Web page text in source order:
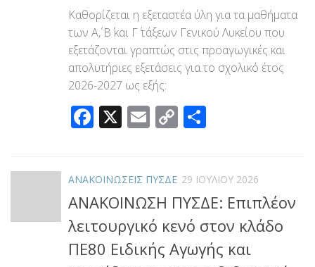
Καθορίζεται η εξεταστέα ύλη για τα μαθήματα
των Α΄, Β΄ και Γ΄ τάξεων Γενικού Λυκείου που
εξετάζονται γραπτώς στις προαγωγικές και
απολυτήριες εξετάσεις για το σχολικό έτος
2026-2027 ως εξής:
Facebook
X Email
Copy
ΑΝΑΚΟΙΝΩΣΕΙΣ ΠΥΣΔΕ 29 ΙΟΥΛΊΟΥ 2026
ΑΝΑΚΟΙΝΩΣΗ ΠΥΣΔΕ: Επιπλέον
λειτουργικό κενό στον κλάδο
ΠΕ80 Ειδικής Αγωγής και